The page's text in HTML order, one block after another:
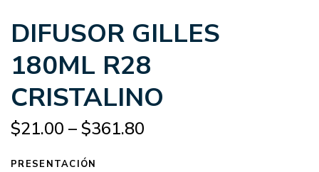
DIFUSOR GILLES
180ML R28
CRISTALINO
$21.00 –$361.80
PRESENTACIÓN